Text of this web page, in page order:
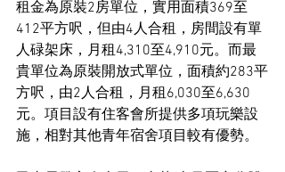
租金為原裝2房單位，實用面積369至
412平方呎，但由4人合租，房間設有單
人碌架床，月租4,310至4,910元。而最
貴單位為原裝開放式單位，面積約283平
方呎，由2人合租，月租6,030至6,630
元。項目設有住客會所提供多項玩樂設
施，相對其他青年宿舍項目較有優勢。